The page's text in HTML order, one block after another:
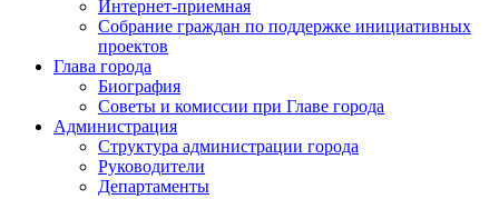
Интернет-приемная
Собрание граждан по поддержке инициативных
проектов
Глава города
Биография
Советы и комиссии при Главе города
Администрация
Структура администрации города
Руководители
Департаменты